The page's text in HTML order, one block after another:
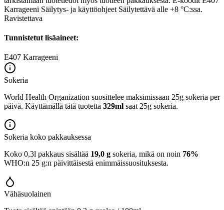
Karrageeni Säilytys- ja käyttöohjeet Säilytettävä alle +8 °C:ssa.
Ravistettava
Tunnistetut lisäaineet:
E407 Karrageeni
Sokeria
World Health Organization suosittelee maksimissaan 25g sokeria per
päivä. Käyttämällä tätä tuotetta 329ml saat 25g sokeria.
Sokeria koko pakkauksessa
Koko 0,3l pakkaus sisältää 19,0 g sokeria, mikä on noin 76%
WHO:n 25 g:n päivittäisestä enimmäissuosituksesta.
Vähäsuolainen